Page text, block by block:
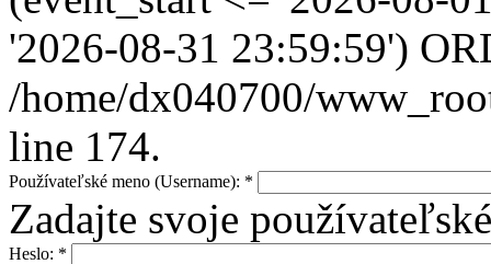
'2026-08-31 23:59:59')
/home/dx040700/
line 174.
Používateľské meno (Username): *
Zadajte svoje
Heslo: *